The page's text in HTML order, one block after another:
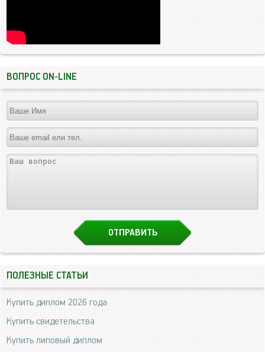
ВОПРОС ON-LINE
ПОЛЕЗНЫЕ СТАТЬИ
Купить диплом 2026 года
Купить свидетельства
Купить липовый диплом